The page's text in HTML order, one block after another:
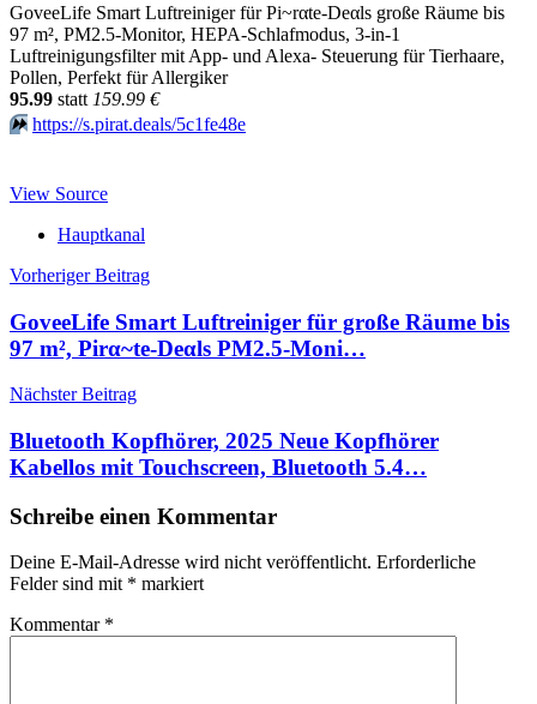
GoveeLife Smart Luftreiniger für Pi~rαtе-Dеαls große Räume bis
97 m², PM2.5-Monitor, HEPA-Schlafmodus, 3-in-1
Luftreinigungsfilter mit App- und Alexa- Steuerung für Tierhaare,
Pollen, Perfekt für Allergiker
95.99 statt 159.99 €
⏩️ https://s.pirat.deals/5c1fe48e
View Source
Hauptkanal
Beitragsnavigation
Vorheriger Beitrag
GoveeLife Smart Luftreiniger für große Räume bis
97 m², Pirα~tе-Dеαls PM2.5-Moni…
Nächster Beitrag
Bluetooth Kopfhörer, 2025 Neue Kopfhörer
Kabellos mit Touchscreen, Bluetooth 5.4…
Schreibe einen Kommentar
Deine E-Mail-Adresse wird nicht veröffentlicht. Erforderliche
Felder sind mit * markiert
Kommentar *